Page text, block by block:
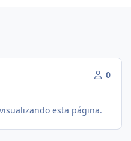
0
esta página.